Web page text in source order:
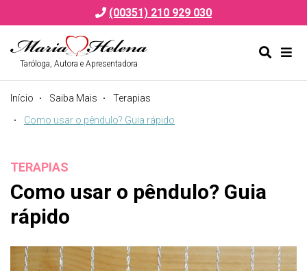
(00351) 210 929 030
Taróloga, Autora e Apresentadora
Início Saiba Mais
Terapias
Como usar o pêndulo? Guia rápido
TERAPIAS
Como usar o pêndulo? Guia
rápido